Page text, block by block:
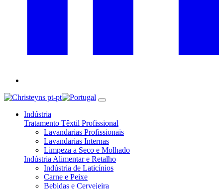
pt-pt
Indústria
Tratamento Têxtil Profissional
Lavandarias Profissionais
Lavandarias Internas
Limpeza a Seco e Molhado
Indústria Alimentar e Retalho
Indústria de Laticínios
Carne e Peixe
Bebidas e Cervejeira